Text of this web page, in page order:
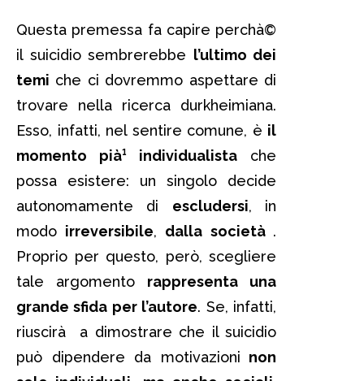
Questa premessa fa capire perchà©
il suicidio sembrerebbe l’ultimo dei
temi che ci dovremmo aspettare di
trovare nella ricerca durkheimiana.
Esso, infatti, nel sentire comune, è il
momento pià¹ individualista che
possa esistere: un singolo decide
autonomamente di escludersi, in
modo irreversibile, dalla società .
Proprio per questo, però, scegliere
tale argomento rappresenta una
grande sfida per l’autore. Se, infatti,
riuscirà a dimostrare che il suicidio
può dipendere da motivazioni non